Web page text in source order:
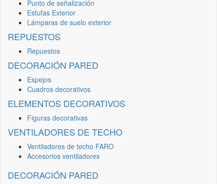
Punto de señalización
Estufas Exterior
Lámparas de suelo exterior
REPUESTOS
Repuestos
DECORACIÓN PARED
Espejos
Cuadros decorativos
ELEMENTOS DECORATIVOS
Figuras decorativas
VENTILADORES DE TECHO
Ventiladores de techo FARO
Accesorios ventiladores
DECORACIÓN PARED